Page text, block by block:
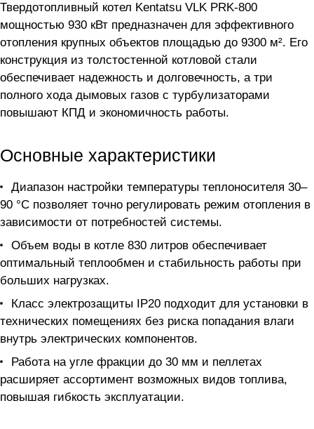
Твердотопливный котел Kentatsu VLK PRK-800
мощностью 930 кВт предназначен для эффективного
отопления крупных объектов площадью до 9300 м². Его
конструкция из толстостенной котловой стали
обеспечивает надежность и долговечность, а три
полного хода дымовых газов с турбулизаторами
повышают КПД и экономичность работы.
Основные характеристики
Диапазон настройки температуры теплоносителя 30–
90 °C позволяет точно регулировать режим отопления в
зависимости от потребностей системы.
Объем воды в котле 830 литров обеспечивает
оптимальный теплообмен и стабильность работы при
больших нагрузках.
Класс электрозащиты IP20 подходит для установки в
технических помещениях без риска попадания влаги
внутрь электрических компонентов.
Работа на угле фракции до 30 мм и пеллетах
расширяет ассортимент возможных видов топлива,
повышая гибкость эксплуатации.